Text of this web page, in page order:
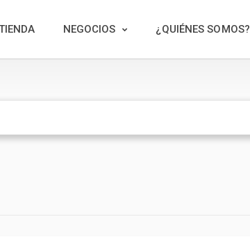
NEGOCIOS ¿QUIÉNES SOMOS?